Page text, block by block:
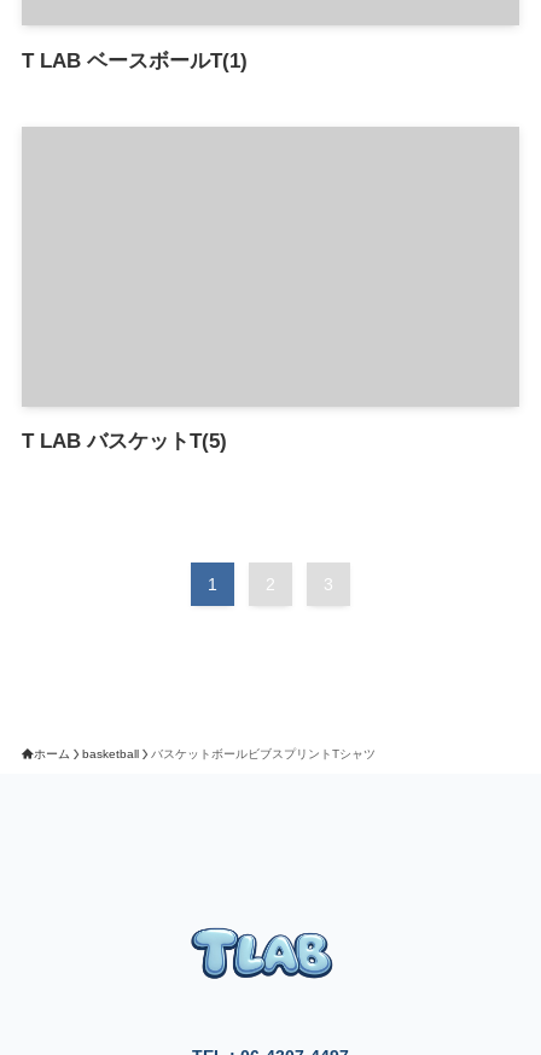
T LAB ベースボールT(1)
T LAB バスケットT(5)
1 2 3
ホーム basketball バスケットボールビブスプリントTシャツ